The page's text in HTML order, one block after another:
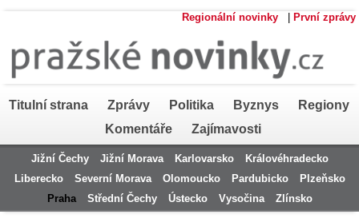
Regionální novinky První zprávy
Titulní strana Zprávy Politika Byznys
Regiony
Komentáře
Zajímavosti
Jižní Čechy Jižní Morava Karlovarsko
Královéhradecko
Liberecko
Severní Morava Olomoucko Pardubicko
Plzeňsko
Praha
Střední Čechy Ústecko Vysočina Zlínsko